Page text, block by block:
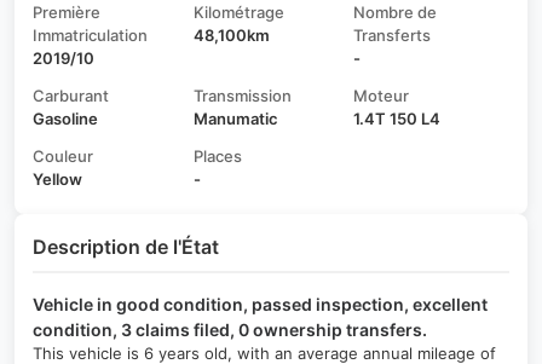
Première
Immatriculation
2019/10
Kilométrage
48,100km
Nombre de
Transferts
-
Carburant
Gasoline
Transmission
Manumatic
Moteur
1.4T 150 L4
Couleur
Yellow
Places
-
Description de l'État
Vehicle in good condition, passed inspection, excellent
condition, 3 claims filed, 0 ownership transfers.
This vehicle is 6 years old, with an average annual mileage of